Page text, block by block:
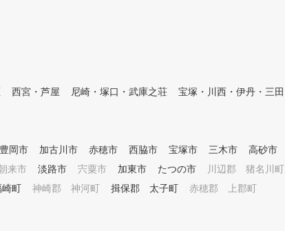
西宮・芦屋 尼崎・塚口・武庫之荘
宝塚・川西・伊丹・三田
豊岡市 加古川市 赤穂市 西脇市 宝塚市 三木市
高砂市
来市 淡路市 宍粟市 加東市 たつの市
川辺郡 猪名川町
町 神崎郡 神河町 揖保郡 太子町
赤穂郡 上郡町